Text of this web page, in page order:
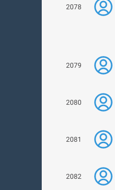
2078
2079
2080
2081
2082